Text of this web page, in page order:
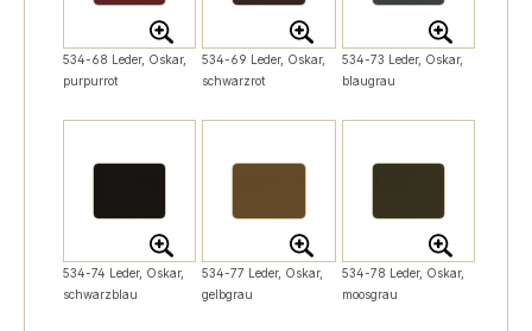
534-68 Leder, Oskar,
purpurrot
534-69 Leder, Oskar,
schwarzrot
534-73 Leder, Oskar,
blaugrau
534-74 Leder, Oskar,
schwarzblau
534-77 Leder, Oskar,
gelbgrau
534-78 Leder, Oskar,
moosgrau